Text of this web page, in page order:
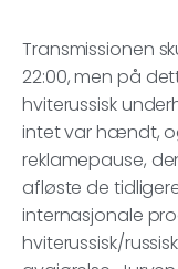
Transmissionen
22:00, men på
hviterussisk
intet var hændt,
reklamepause,
afløste de
internasjonale
hviterussisk/